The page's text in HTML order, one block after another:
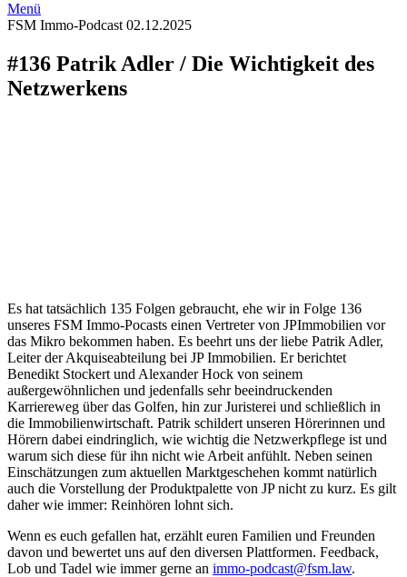
Menü
FSM Immo-Podcast 02.12.2025
#136 Patrik Adler / Die Wichtigkeit des
Netzwerkens
Es hat tatsächlich 135 Folgen gebraucht, ehe wir in Folge 136
unseres FSM Immo-Pocasts einen Vertreter von JPImmobilien vor
das Mikro bekommen haben. Es beehrt uns der liebe Patrik Adler,
Leiter der Akquiseabteilung bei JP Immobilien. Er berichtet
Benedikt Stockert und Alexander Hock von seinem
außergewöhnlichen und jedenfalls sehr beeindruckenden
Karriereweg über das Golfen, hin zur Juristerei und schließlich in
die Immobilienwirtschaft. Patrik schildert unseren Hörerinnen und
Hörern dabei eindringlich, wie wichtig die Netzwerkpflege ist und
warum sich diese für ihn nicht wie Arbeit anfühlt. Neben seinen
Einschätzungen zum aktuellen Marktgeschehen kommt natürlich
auch die Vorstellung der Produktpalette von JP nicht zu kurz. Es gilt
daher wie immer: Reinhören lohnt sich.
Wenn es euch gefallen hat, erzählt euren Familien und Freunden
davon und bewertet uns auf den diversen Plattformen. Feedback,
Lob und Tadel wie immer gerne an ⁠⁠⁠⁠⁠⁠⁠⁠⁠⁠⁠⁠⁠⁠⁠⁠⁠⁠⁠⁠⁠⁠⁠⁠⁠⁠⁠⁠⁠⁠⁠⁠⁠⁠⁠⁠⁠⁠⁠⁠⁠⁠⁠⁠⁠⁠⁠⁠⁠⁠⁠immo-podcast@fsm.law⁠⁠⁠⁠⁠⁠⁠⁠⁠⁠⁠⁠⁠⁠⁠⁠⁠⁠⁠⁠⁠⁠⁠⁠⁠⁠⁠⁠⁠⁠⁠⁠⁠⁠⁠⁠⁠⁠⁠⁠⁠⁠⁠⁠⁠⁠⁠⁠⁠⁠⁠.